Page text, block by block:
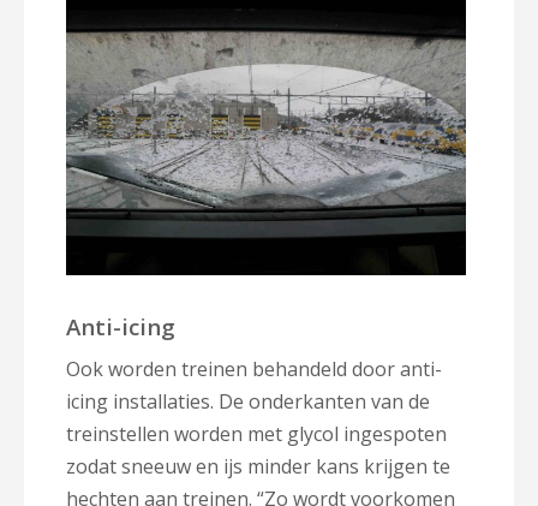
Anti-icing
Ook worden treinen behandeld door anti-
icing installaties. De onderkanten van de
treinstellen worden met glycol ingespoten
zodat sneeuw en ijs minder kans krijgen te
hechten aan treinen. “Zo wordt voorkomen